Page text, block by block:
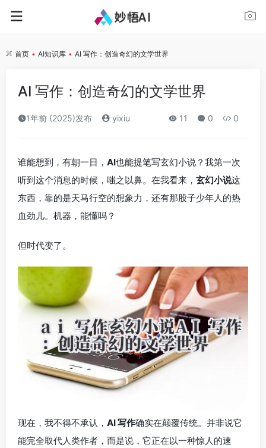
首页 • AI知识库 • AI 写作：创造奇幻的文学世界
AI 写作：创造奇幻的文学世界
1年前 (2025)发布 yixiu 11 0 0
谁能想到，有朝一日， AI也能提笔写玄幻小说？我第一次
听到这个消息的时候，嗤之以鼻。在我看来， 玄幻小说这
东西，靠的是天马行空的想象力，还有那股子少年人的热
血劲儿。机器，能懂吗？
但时代变了。
现在，我不得不承认， AI 写作确实在颠覆传统。并非说它
能完全取代人类作者，而是说，它正在以一种惊人的速